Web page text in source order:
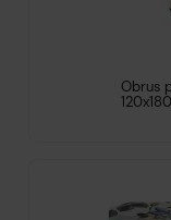
Obrus
120x180